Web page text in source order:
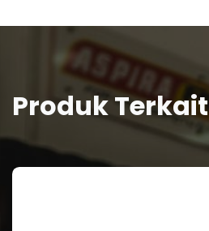
Produk Terkait